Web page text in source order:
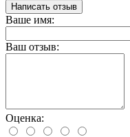
Написать отзыв
Ваше имя:
Ваш отзыв:
Оценка: